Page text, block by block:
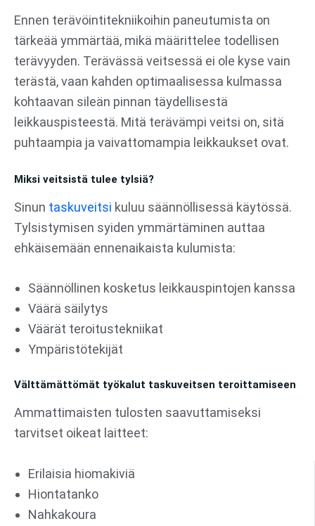
Ennen terävöintitekniikoihin paneutumista on
tärkeää ymmärtää, mikä määrittelee todellisen
terävyyden. Terävässä veitsessä ei ole kyse vain
terästä, vaan kahden optimaalisessa kulmassa
kohtaavan sileän pinnan täydellisestä
leikkauspisteestä. Mitä terävämpi veitsi on, sitä
puhtaampia ja vaivattomampia leikkaukset ovat.
Miksi veitsistä tulee tylsiä?
Sinun taskuveitsi kuluu säännöllisessä käytössä.
Tylsistymisen syiden ymmärtäminen auttaa
ehkäisemään ennenaikaista kulumista:
Säännöllinen kosketus leikkauspintojen kanssa
Väärä säilytys
Väärät teroitustekniikat
Ympäristötekijät
Välttämättömät työkalut taskuveitsen teroittamiseen
Ammattimaisten tulosten saavuttamiseksi
tarvitset oikeat laitteet:
Erilaisia hiomakiviä
Hiontatanko
Nahkakoura